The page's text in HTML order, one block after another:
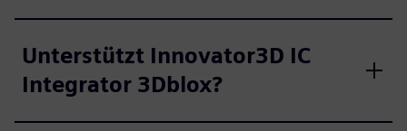
Unterstützt Innovator3D IC
Integrator 3Dblox?